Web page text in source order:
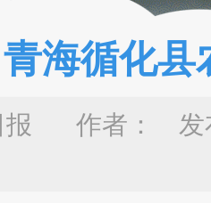
青海循化县
报 作者： 发